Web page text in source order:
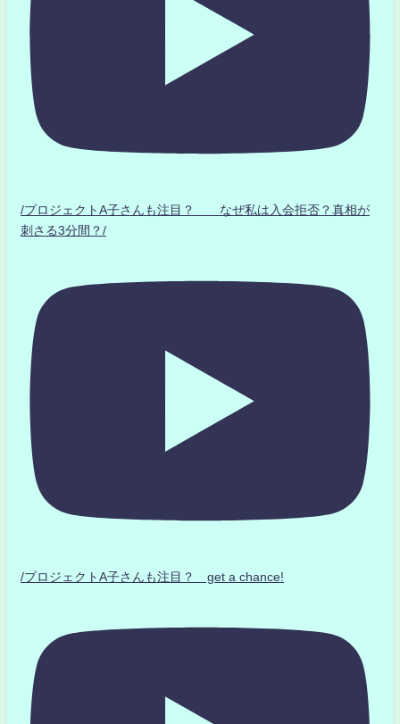
/プロジェクトA子さんも注目？ なぜ私は入会拒否？真相が
刺さる3分間？/
/プロジェクトA子さんも注目？ get a chance!